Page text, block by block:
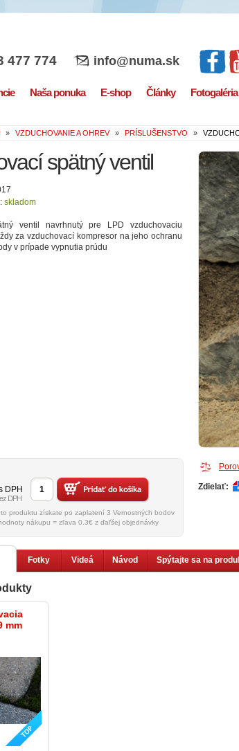
477 774 info@numa.sk
Naša ponuka E-shop Články Fotogaléria
» VZDUCHOVANIE A OHREV » PRÍSLUŠENSTVO »
spätný ventil
skladom
ventil navrhnutý pre LPD vzduchovaciu
za vzduchovací kompresor na jeho ochranu
v prípade vypnutia prúdu
DPH
DPH
Nákupom tohoto produktu získate po zaplatení 3 Vernostných bodov
nákupu = zľava 0.3€ z ďaľšej objednávky
Zdielať:
Fotky Videá Návod Spýtajte sa na
mm